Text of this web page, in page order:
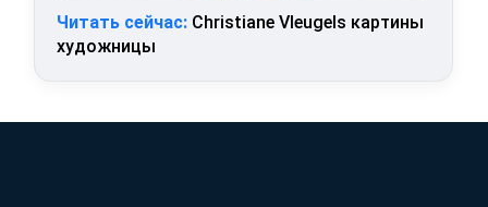
Читать сейчас: Christiane Vleugels картины
художницы